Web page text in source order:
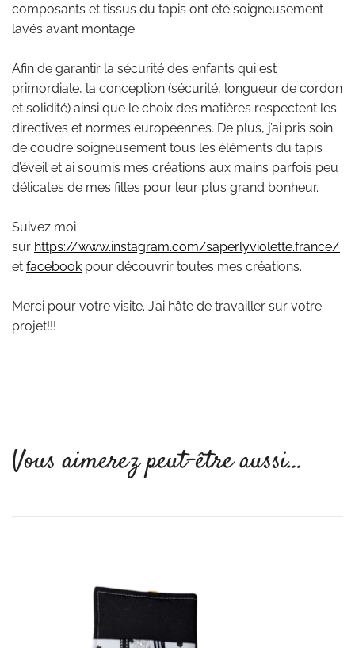
composants et tissus du tapis ont été soigneusement
lavés avant montage.
Afin de garantir la sécurité des enfants qui est
primordiale, la conception (sécurité, longueur de cordon
et solidité) ainsi que le choix des matières respectent les
directives et normes européennes. De plus, j’ai pris soin
de coudre soigneusement tous les éléments du tapis
d’éveil et ai soumis mes créations aux mains parfois peu
délicates de mes filles pour leur plus grand bonheur.
Suivez moi
sur https://www.instagram.com/saperlyviolette.france/
et facebook pour découvrir toutes mes créations.
Merci pour votre visite. J’ai hâte de travailler sur votre
projet!!!
Vous aimerez peut-être aussi…